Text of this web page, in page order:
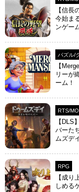
【信
今始ま
ンゲー
パズル/
【
リーが
ーム！
RTS/
【DLS
バーた
ムズデ
RPG
【成
しめる